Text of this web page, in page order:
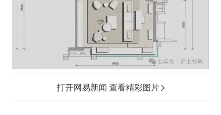
打开网易新闻 查看精彩图片